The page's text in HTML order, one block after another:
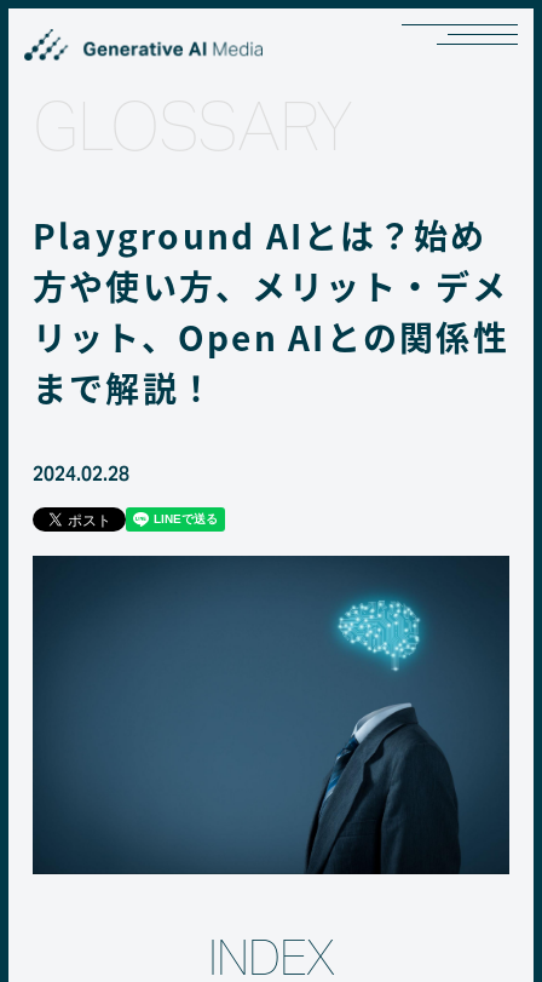
GLOSSARY
Playground AIとは？始め
方や使い方、メリット・デメ
リット、Open AIとの関係性
まで解説！
2024.02.28